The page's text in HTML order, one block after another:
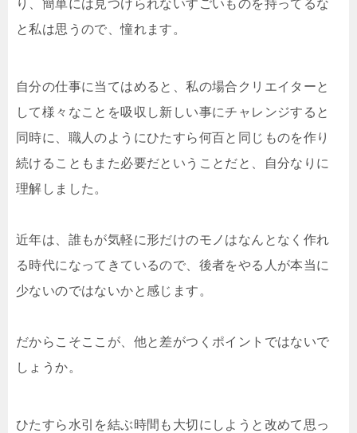
り、簡単には見つけられないすごいものを持ってるな
と私は思うので、憧れます。
自分の仕事に当てはめると、私の場合クリエイターと
して様々なことを吸収し新しい事にチャレンジすると
同時に、職人のようにひたすら何百と同じものを作り
続けることもまた必要だということだと、自分なりに
理解しました。
近年は、誰もが気軽に形だけのモノはなんとなく作れ
る時代になってきているので、後者をやる人が本当に
少ないのではないかと感じます。
だからこそここが、他と差がつくポイントではないで
しょうか。
ひたすら水引を結ぶ時間も大切にしようと改めて思っ